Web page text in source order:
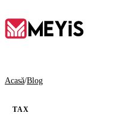
Acasă/Blog
TAX